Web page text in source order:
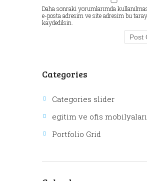
Daha sonraki yorumlarımda
e-posta adresim ve site adresim bu
kaydedilsin.
Categories
Categories slider
egitim ve ofis mobilyaları
Portfolio Grid